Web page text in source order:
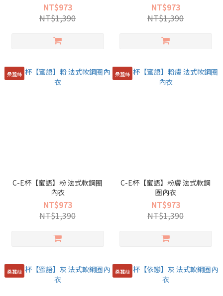
NT$973
NT$1,390
NT$973
NT$1,390
桑蠶絲
C-E杯【蜜語】粉 法式軟鋼圈
內衣
NT$973
NT$1,390
桑蠶絲
C-E杯【蜜語】粉膚 法式軟鋼
圈內衣
NT$973
NT$1,390
桑蠶絲 桑蠶絲